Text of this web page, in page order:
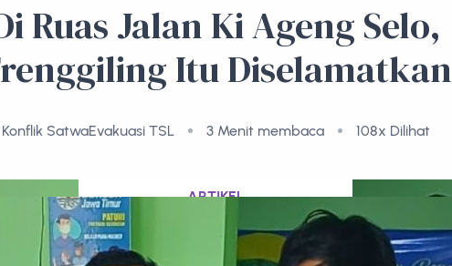
Ruas Jalan Ki Ageng Selo,
Itu Diselamatkan
Konflik SatwaEvakuasi TSL 3 Menit membaca 108x Dilihat
ARTIKEL